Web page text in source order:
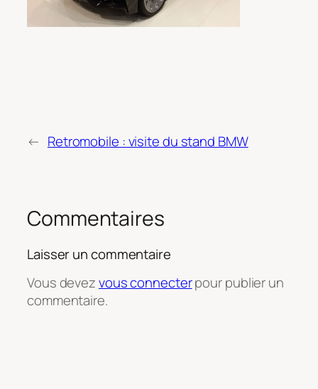
← Retromobile : visite du stand BMW
Commentaires
Laisser un commentaire
Vous devezvous connecterpour publier un
commentaire.